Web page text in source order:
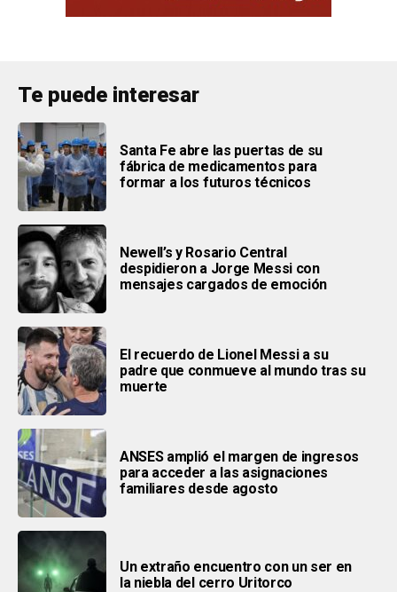
Te puede interesar
Santa Fe abre las puertas de su
fábrica de medicamentos para
formar a los futuros técnicos
Newell’s y Rosario Central
despidieron a Jorge Messi con
mensajes cargados de emoción
El recuerdo de Lionel Messi a su
padre que conmueve al mundo tras su
muerte
ANSES amplió el margen de ingresos
para acceder a las asignaciones
familiares desde agosto
Un extraño encuentro con un ser en
la niebla del cerro Uritorco